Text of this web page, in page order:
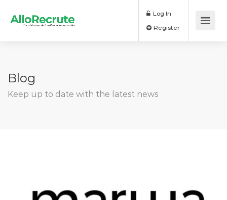
Log In
Blog
Keep up to date with the latest news